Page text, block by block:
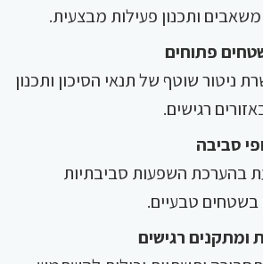
משאבים ותכנון פעילות מבצעית.
פתוחים
ניטור שוטף של תנאי הסיכון ותכנון
רגישים.
סביבה
בהערכת השפעות סביבתיות
בשטחים טבעיים.
ומתקנים רגישים